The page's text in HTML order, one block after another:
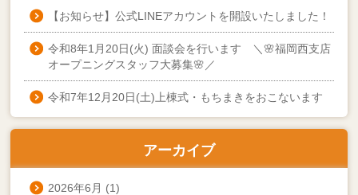
【お知らせ】公式LINEアカウントを開設いたしました！
令和8年1月20日(火) 面談会を行います ＼🌸福岡西支店
オープニングスタッフ大募集🌸／
令和7年12月20日(土)上棟式・もちまきをおこないます
アーカイブ
2026年6月 (1)